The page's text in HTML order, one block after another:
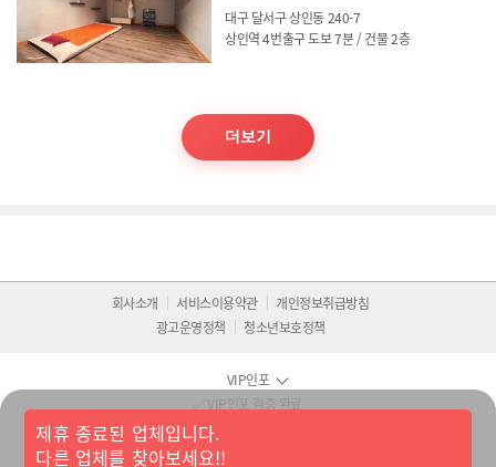
대구 달서구 상인동 240-7
상인역 4번출구 도보 7분 / 건물 2층
더보기
제휴 종료된 업체입니다.
다른 업체를 찾아보세요!!
회사소개 서비스이용약관
개인정보취급방침
광고운영정책
청소년보호정책
VIP인포
✅ VIP인포 검증 완료
다년간 운영된 마사지 정보 플랫폼
실제 이용 후기와 인증된 업체만 등록됩니다.